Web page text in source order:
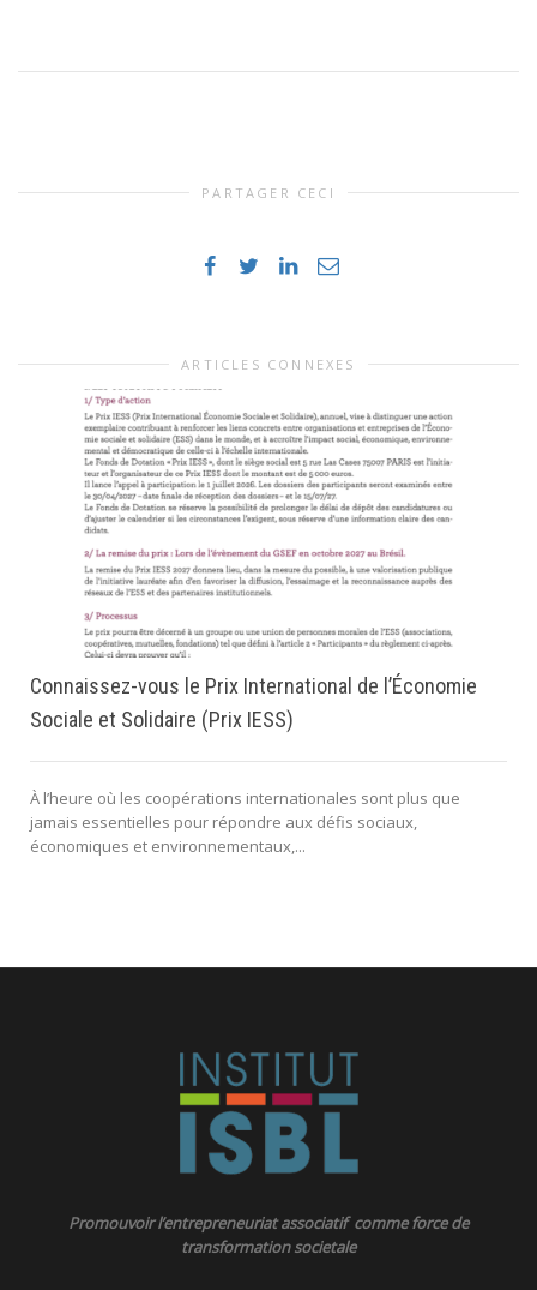
PARTAGER CECI
ARTICLES CONNEXES
Connaissez-vous le Prix International de l’Économie
Sociale et Solidaire (Prix IESS)
À l’heure où les coopérations internationales sont plus que
jamais essentielles pour répondre aux défis sociaux,
économiques et environnementaux,...
Promouvoir l’entrepreneuriat associatif comme force de
transformation societale